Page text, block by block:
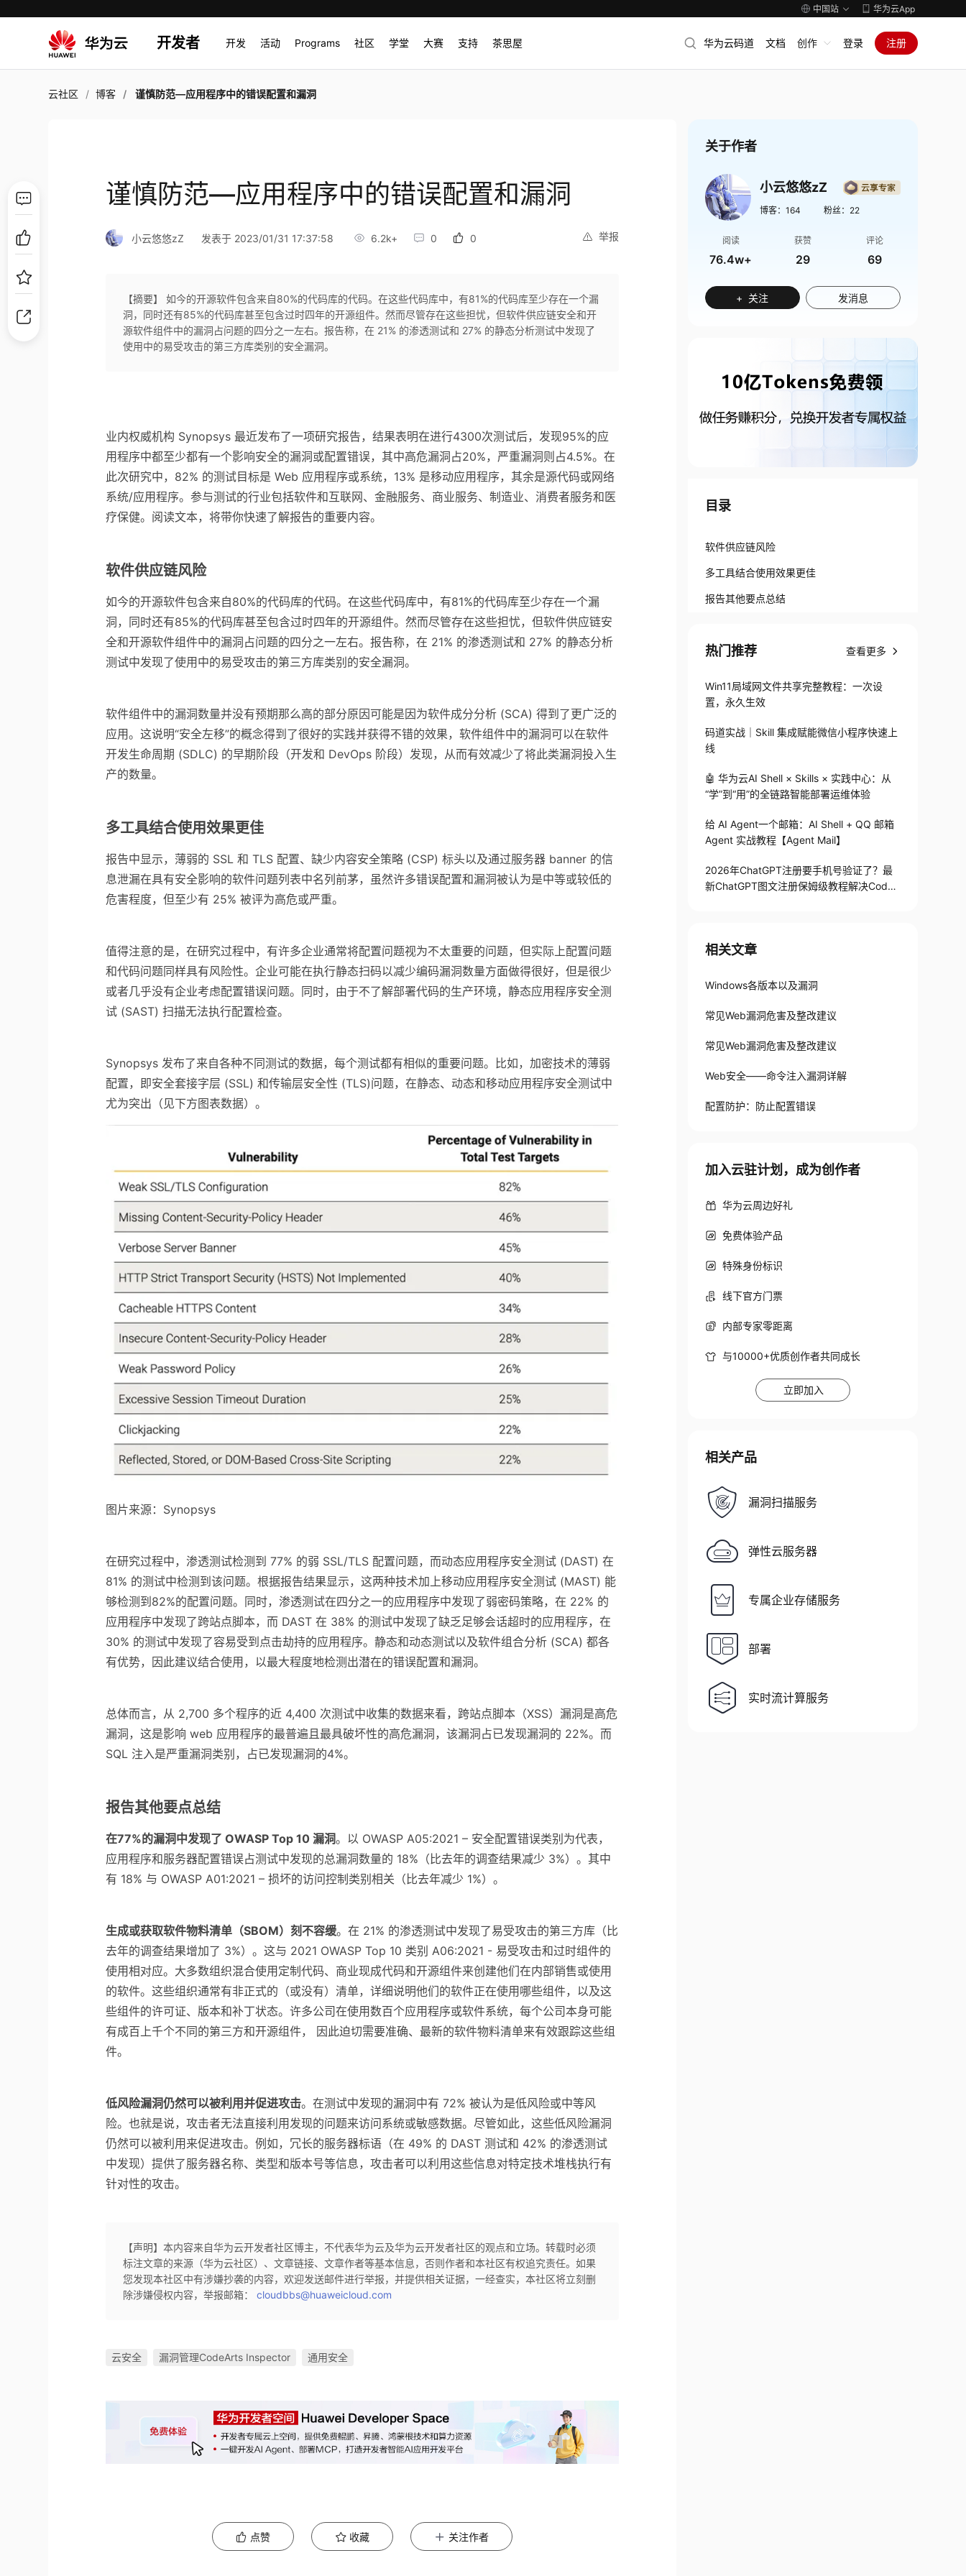
中国站 华为云App
开发者 开发 活动 Programs 社区 学堂 大赛 支持 茶思屋 华为云码道 文档 创作 登录 注册
云社区 博客 谨慎防范—应用程序中的错误配置和漏洞
谨慎防范—应用程序中的错误配置和漏洞
举报
小云悠悠zZ 发表于 2023/01/31 17:37:58 6.2k+ 0 0
【摘要】 如今的开源软件包含来自80%的代码库的代码。在这些代码库中，有81%的代码库至少存在一个漏
洞，同时还有85%的代码库甚至包含过时四年的开源组件。然而尽管存在这些担忧，但软件供应链安全和开
源软件组件中的漏洞占问题的四分之一左右。报告称，在 21% 的渗透测试和 27% 的静态分析测试中发现了
使用中的易受攻击的第三方库类别的安全漏洞。
业内权威机构 Synopsys 最近发布了一项研究报告，结果表明在进行4300次测试后，发现95%的应
用程序中都至少都有一个影响安全的漏洞或配置错误，其中高危漏洞占20%，严重漏洞则占4.5%。在
此次研究中，82% 的测试目标是 Web 应用程序或系统，13% 是移动应用程序，其余是源代码或网络
系统/应用程序。参与测试的行业包括软件和互联网、金融服务、商业服务、制造业、消费者服务和医
疗保健。阅读文本，将带你快速了解报告的重要内容。
软件供应链风险
如今的开源软件包含来自80%的代码库的代码。在这些代码库中，有81%的代码库至少存在一个漏
洞，同时还有85%的代码库甚至包含过时四年的开源组件。然而尽管存在这些担忧，但软件供应链安
全和开源软件组件中的漏洞占问题的四分之一左右。报告称，在 21% 的渗透测试和 27% 的静态分析
测试中发现了使用中的易受攻击的第三方库类别的安全漏洞。
软件组件中的漏洞数量并没有预期那么高的部分原因可能是因为软件成分分析 (SCA) 得到了更广泛的
应用。这说明“安全左移”的概念得到了很好的实践并获得不错的效果，软件组件中的漏洞可以在软件
开发生命周期 (SDLC) 的早期阶段（开发和 DevOps 阶段）发现，从而有效减少了将此类漏洞投入生
产的数量。
多工具结合使用效果更佳
报告中显示，薄弱的 SSL 和 TLS 配置、缺少内容安全策略 (CSP) 标头以及通过服务器 banner 的信
息泄漏在具有安全影响的软件问题列表中名列前茅，虽然许多错误配置和漏洞被认为是中等或较低的
危害程度，但至少有 25% 被评为高危或严重。
值得注意的是，在研究过程中，有许多企业通常将配置问题视为不太重要的问题，但实际上配置问题
和代码问题同样具有风险性。企业可能在执行静态扫码以减少编码漏洞数量方面做得很好，但是很少
或者几乎没有企业考虑配置错误问题。同时，由于不了解部署代码的生产环境，静态应用程序安全测
试 (SAST) 扫描无法执行配置检查。
Synopsys 发布了来自各种不同测试的数据，每个测试都有相似的重要问题。比如，加密技术的薄弱
配置，即安全套接字层 (SSL) 和传输层安全性 (TLS)问题，在静态、动态和移动应用程序安全测试中
尤为突出（见下方图表数据）。
图片来源：Synopsys
在研究过程中，渗透测试检测到 77% 的弱 SSL/TLS 配置问题，而动态应用程序安全测试 (DAST) 在
81% 的测试中检测到该问题。根据报告结果显示，这两种技术加上移动应用程序安全测试 (MAST) 能
够检测到82%的配置问题。同时，渗透测试在四分之一的应用程序中发现了弱密码策略，在 22% 的
应用程序中发现了跨站点脚本，而 DAST 在 38% 的测试中发现了缺乏足够会话超时的应用程序，在
30% 的测试中发现了容易受到点击劫持的应用程序。静态和动态测试以及软件组合分析 (SCA) 都各
有优势，因此建议结合使用，以最大程度地检测出潜在的错误配置和漏洞。
总体而言，从 2,700 多个程序的近 4,400 次测试中收集的数据来看，跨站点脚本（XSS）漏洞是高危
漏洞，这是影响 web 应用程序的最普遍且最具破坏性的高危漏洞，该漏洞占已发现漏洞的 22%。而
SQL 注入是严重漏洞类别，占已发现漏洞的4%。
报告其他要点总结
在77%的漏洞中发现了 OWASP Top 10 漏洞。以 OWASP A05:2021 – 安全配置错误类别为代表，
应用程序和服务器配置错误占测试中发现的总漏洞数量的 18%（比去年的调查结果减少 3%）。其中
有 18% 与 OWASP A01:2021 – 损坏的访问控制类别相关（比去年减少 1%）。
生成或获取软件物料清单（SBOM）刻不容缓。在 21% 的渗透测试中发现了易受攻击的第三方库（比
去年的调查结果增加了 3%）。这与 2021 OWASP Top 10 类别 A06:2021 - 易受攻击和过时组件的
使用相对应。大多数组织混合使用定制代码、商业现成代码和开源组件来创建他们在内部销售或使用
的软件。这些组织通常有非正式的（或没有）清单，详细说明他们的软件正在使用哪些组件，以及这
些组件的许可证、版本和补丁状态。许多公司在使用数百个应用程序或软件系统，每个公司本身可能
有成百上千个不同的第三方和开源组件， 因此迫切需要准确、最新的软件物料清单来有效跟踪这些组
件。
低风险漏洞仍然可以被利用并促进攻击。在测试中发现的漏洞中有 72% 被认为是低风险或中等风
险。也就是说，攻击者无法直接利用发现的问题来访问系统或敏感数据。尽管如此，这些低风险漏洞
仍然可以被利用来促进攻击。例如，冗长的服务器标语（在 49% 的 DAST 测试和 42% 的渗透测试
中发现）提供了服务器名称、类型和版本号等信息，攻击者可以利用这些信息对特定技术堆栈执行有
针对性的攻击。
【声明】本内容来自华为云开发者社区博主，不代表华为云及华为云开发者社区的观点和立场。转载时必须
标注文章的来源（华为云社区）、文章链接、文章作者等基本信息，否则作者和本社区有权追究责任。如果
您发现本社区中有涉嫌抄袭的内容，欢迎发送邮件进行举报，并提供相关证据，一经查实，本社区将立刻删
除涉嫌侵权内容，举报邮箱：cloudbbs@huaweicloud.com
云安全 漏洞管理CodeArts Inspector 通用安全
点赞 收藏 关注作者
关于作者
小云悠悠zZ
博客： 164 粉丝： 22
阅读
76.4w+
获赞
29
评论
69
+ 关注 发消息
目录
软件供应链风险
多工具结合使用效果更佳
报告其他要点总结
热门推荐 查看更多
Win11局域网文件共享完整教程：一次设
置，永久生效
码道实战｜Skill 集成赋能微信小程序快速上
线
🤖 华为云AI Shell × Skills × 实践中心：从
“学”到“用”的全链路智能部署运维体验
给 AI Agent一个邮箱：AI Shell + QQ 邮箱
Agent 实战教程【Agent Mail】
2026年ChatGPT注册要手机号验证了？最
新ChatGPT图文注册保姆级教程解决Codex
相关文章
Windows各版本以及漏洞
常见Web漏洞危害及整改建议
常见Web漏洞危害及整改建议
Web安全——命令注入漏洞详解
配置防护：防止配置错误
加入云驻计划，成为创作者
华为云周边好礼
免费体验产品
特殊身份标识
线下官方门票
内部专家零距离
与10000+优质创作者共同成长
立即加入
相关产品
漏洞扫描服务
弹性云服务器
专属企业存储服务
部署
实时流计算服务